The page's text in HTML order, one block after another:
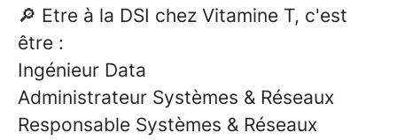
🔎 Etre à la DSI chez Vitamine T, c'est
être :
Ingénieur Data
Administrateur Systèmes & Réseaux
Responsable Systèmes & Réseaux